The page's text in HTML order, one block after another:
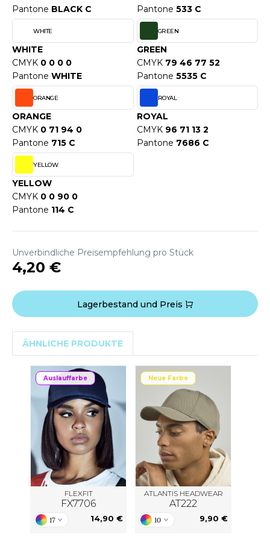
UND JACKEN
COOL
HOODS
T'S
SERIE
GEN
MORNING STUDIOS
SEGURIDAD
DUICK
Pantone BLACK C
Pantone 533 C
WHITE
WHITE
CMYK 0 0 0 0
Pantone WHITE
GREEN
GREEN
CMYK 79 46 77 52
Pantone 5535 C
ORANGE
ORANGE
CMYK 0 71 94 0
Pantone 715 C
ROYAL
ROYAL
CMYK 96 71 13 2
Pantone 7686 C
YELLOW
YELLOW
CMYK 0 0 90 0
Pantone 114 C
Unverbindliche Preisempfehlung pro Stück
4,20 €
Lagerbestand und Preis
ÄHNLICHE PRODUKTE
Auslauffarbe
FLEXFIT
FX7706
17 14,90 €
Neue Farbe
ATLANTIS HEADWEAR
AT222
10 9,90 €